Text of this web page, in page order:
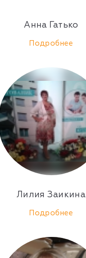
Анна Гатько
Подробнее
Лилия Заикина
Подробнее